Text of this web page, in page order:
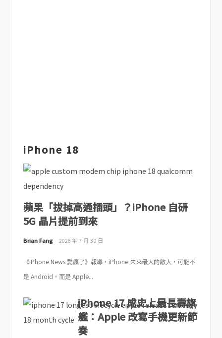
iPhone 18
蘋果「拔掉高通插頭」？iPhone 自研
5G 晶片提前到來
Brian Fang 2026 年 7 月 30 日
《iPhone News 愛瘋了》報導，iPhone 未來最大的敵人，可能不
是 Android，而是 Apple...
iPhone 17 成史上最長壽旗
艦：Apple 改寫手機更新節
奏